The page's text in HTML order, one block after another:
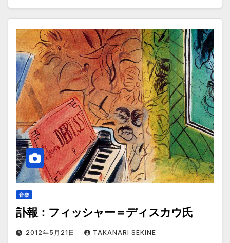
音楽
訃報：フィッシャー＝ディスカウ氏
2012年5月21日 TAKANARI SEKINE